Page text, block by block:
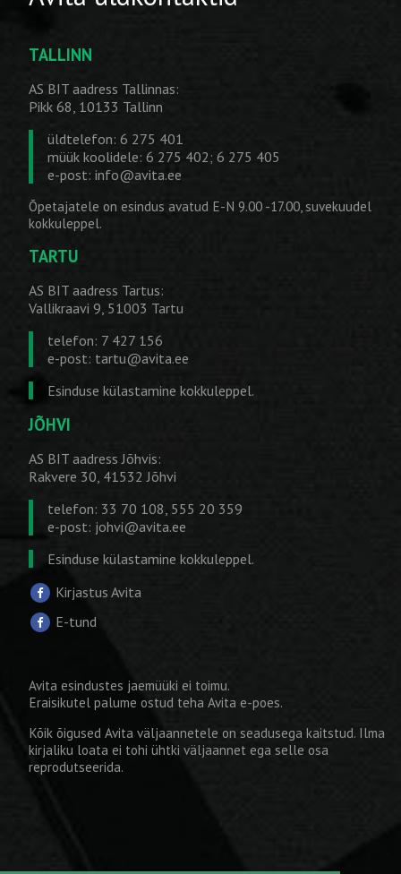
TALLINN
AS BIT aadress Tallinnas:
Pikk 68, 10133 Tallinn
üldtelefon: 6 275 401
müük koolidele: 6 275 402; 6 275 405
e-post: info@avita.ee
Õpetajatele on esindus avatud E-N 9.00 -17.00, suvekuudel
kokkuleppel.
TARTU
AS BIT aadress Tartus:
Vallikraavi 9, 51003 Tartu
telefon: 7 427 156
e-post: tartu@avita.ee
Esinduse külastamine kokkuleppel.
JÕHVI
AS BIT aadress Jõhvis:
Rakvere 30, 41532 Jõhvi
telefon: 33 70 108, 555 20 359
e-post: johvi@avita.ee
Esinduse külastamine kokkuleppel.
Kirjastus Avita
E-tund
Avita esindustes jaemüüki ei toimu.
Eraisikutel palume ostud teha Avita e-poes.
Kõik õigused Avita väljaannetele on seadusega kaitstud. Ilma
kirjaliku loata ei tohi ühtki väljaannet ega selle osa
reprodutseerida.